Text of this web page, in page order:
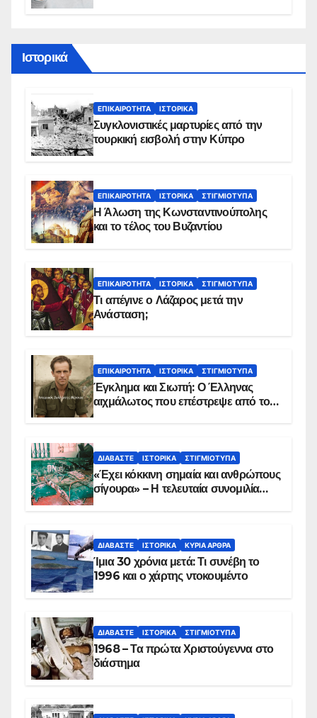
Ιστορικά
ΕΠΙΚΑΙΡΌΤΗΤΑ ΙΣΤΟΡΙΚΆ
Συγκλονιστικές μαρτυρίες από την
τουρκική εισβολή στην Κύπρο
ΕΠΙΚΑΙΡΌΤΗΤΑ ΙΣΤΟΡΙΚΆ ΣΤΙΓΜΙΌΤΥΠΑ
Η Άλωση της Κωνσταντινούπολης
και το τέλος του Βυζαντίου
ΕΠΙΚΑΙΡΌΤΗΤΑ ΙΣΤΟΡΙΚΆ ΣΤΙΓΜΙΌΤΥΠΑ
Τι απέγινε ο Λάζαρος μετά την
Ανάσταση;
ΕΠΙΚΑΙΡΌΤΗΤΑ ΙΣΤΟΡΙΚΆ ΣΤΙΓΜΙΌΤΥΠΑ
Έγκλημα και Σιωπή: Ο Έλληνας
αιχμάλωτος που επέστρεψε από το
ΔΙΑΒΆΣΤΕ ΙΣΤΟΡΙΚΆ ΣΤΙΓΜΙΌΤΥΠΑ
«Έχει κόκκινη σημαία και ανθρώπους
σίγουρα» – Η τελευταία συνομιλία
ΔΙΑΒΆΣΤΕ ΙΣΤΟΡΙΚΆ ΚΥΡΙΑ ΑΡΘΡΑ
Ίμια 30 χρόνια μετά: Τι συνέβη το
1996 και ο χάρτης ντοκουμέντο
ΔΙΑΒΆΣΤΕ ΙΣΤΟΡΙΚΆ ΣΤΙΓΜΙΌΤΥΠΑ
1968 – Τα πρώτα Χριστούγεννα στο
διάστημα